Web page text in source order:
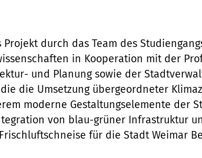
durch das Team des
in Kooperation mit der
und Planung sowie der
die Umsetzung übergeordneter
moderne Gestaltungselemente der
von blau-grüner Infrastruktur
für die Stadt Weimar